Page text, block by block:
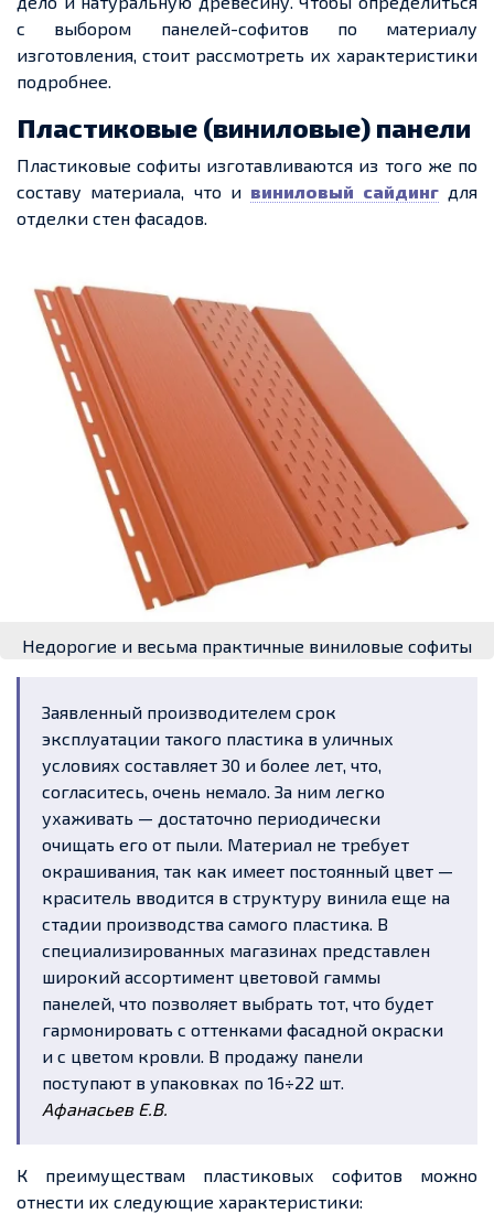
с выбором панелей-софитов по материалу
изготовления, стоит рассмотреть их характеристики
подробнее.
Пластиковые (виниловые) панели
Пластиковые софиты изготавливаются из того же по
составу материала, что и виниловый сайдингдля
отделки стен фасадов.
Недорогие и весьма практичные виниловые софиты
Заявленный производителем срок
эксплуатации такого пластика в уличных
условиях составляет 30 и более лет, что,
согласитесь, очень немало. За ним легко
ухаживать — достаточно периодически
очищать его от пыли. Материал не требует
окрашивания, так как имеет постоянный цвет —
краситель вводится в структуру винила еще на
стадии производства самого пластика. В
специализированных магазинах представлен
широкий ассортимент цветовой гаммы
панелей, что позволяет выбрать тот, что будет
гармонировать с оттенками фасадной окраски
и с цветом кровли. В продажу панели
поступают в упаковках по 16÷22 шт.
Афанасьев Е.В.
К преимуществам пластиковых софитов можно
отнести их следующие характеристики: